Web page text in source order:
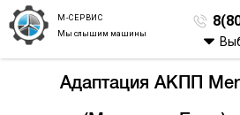
М-СЕРВИС
Мы слышим машины
Адаптация АКПП